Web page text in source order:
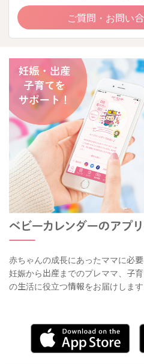
ご質問・お問い
赤ちゃんの成長にあったママに必
妊娠から出産までのプレママ、子
の生活に役立つ情報をお届けします